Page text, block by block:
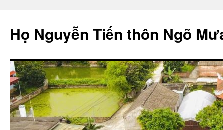
content
Họ Nguyễn Tiến thôn Ngõ